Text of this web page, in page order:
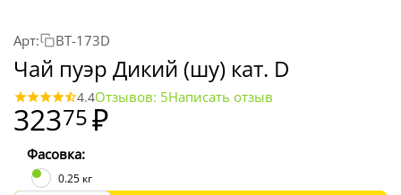
Арт: BT-173D
Чай пуэр Дикий (шу) кат. D
4.4Отзывов: 5Написать отзыв
32375₽
Фасовка:
0.25 кг